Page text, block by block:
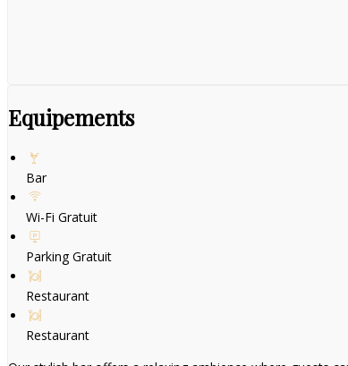
Equipements
Bar
Wi-Fi Gratuit
Parking Gratuit
Restaurant
Restaurant